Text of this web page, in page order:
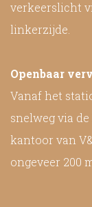
verkeerslicht
linkerzijde.
Openbaar
Vanaf het
snelweg via
kantoor van
ongeveer 200